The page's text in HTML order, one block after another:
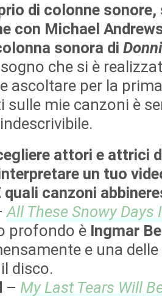
di colonne
con Michael
sonora di
che si è
ascoltare per la
sulle mie canzoni è
attori e attrici
un tuo
quali canzoni
All These Snowy Days
profondo è Ingmar
e una
disco.
– My Last Tears Will